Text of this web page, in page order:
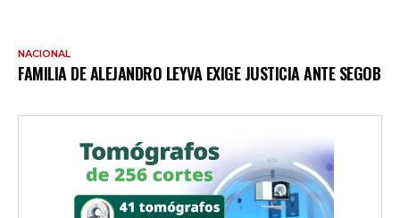
NACIONAL
FAMILIA DE ALEJANDRO LEYVA EXIGE JUSTICIA ANTE SEGOB